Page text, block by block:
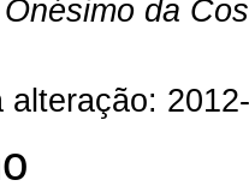
da
alteração: